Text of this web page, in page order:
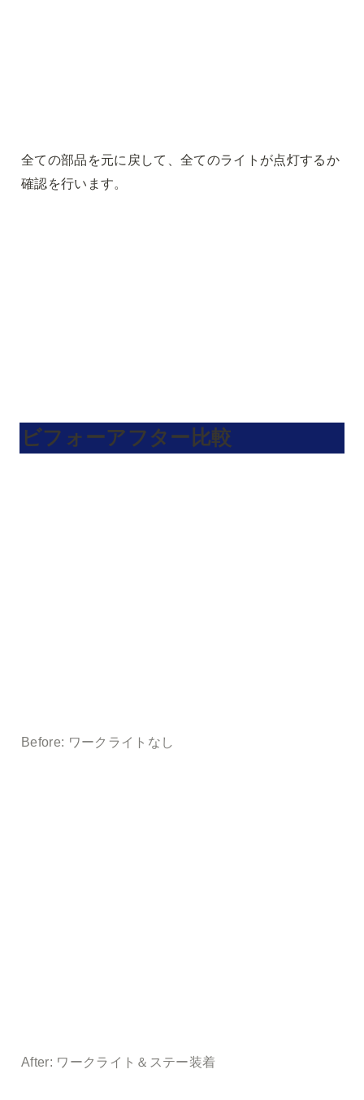
全ての部品を元に戻して、全てのライトが点灯するか
確認を行います。
ビフォーアフター比較
Before: ワークライトなし
After: ワークライト＆ステー装着